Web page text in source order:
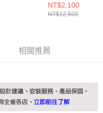
NT$2,100
NT$12,600
相關推薦